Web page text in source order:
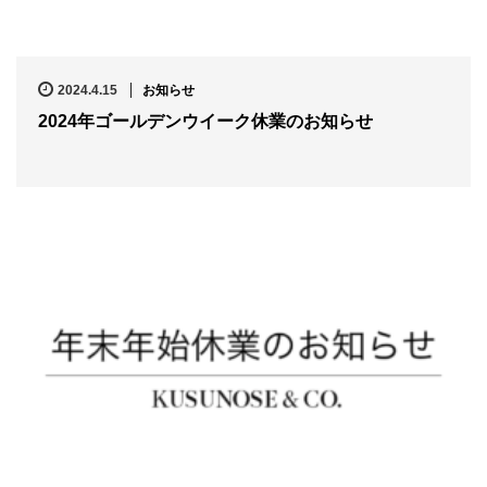
2024.4.15 お知らせ
2024年ゴールデンウイーク休業のお知らせ